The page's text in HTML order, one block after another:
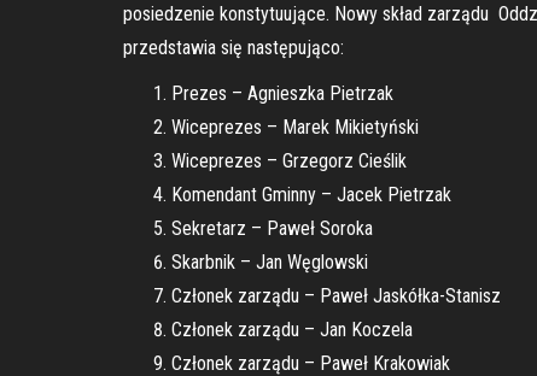
posiedzenie konstytuujące. Nowy skład zarządu
przedstawia się następująco:
Prezes – Agnieszka Pietrzak
Wiceprezes – Marek Mikietyński
Wiceprezes – Grzegorz Cieślik
Komendant Gminny – Jacek Pietrzak
Sekretarz – Paweł Soroka
Skarbnik – Jan Węglowski
Członek zarządu – Paweł Jaskółka-Stanisz
Członek zarządu – Jan Koczela
Członek zarządu – Paweł Krakowiak